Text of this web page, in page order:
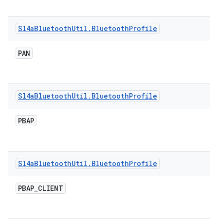
Sl4aBluetoothUtil . BluetoothProfile
PAN
Sl4aBluetoothUtil . BluetoothProfile
PBAP
Sl4aBluetoothUtil . BluetoothProfile
PBAP_CLIENT